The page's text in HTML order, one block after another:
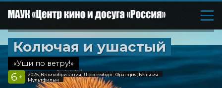
Колючая и ушастый
«Уши по ветру!»
6 +
2025, Великобритания, Люксембург, Франция, Бельгия
Мультфильм